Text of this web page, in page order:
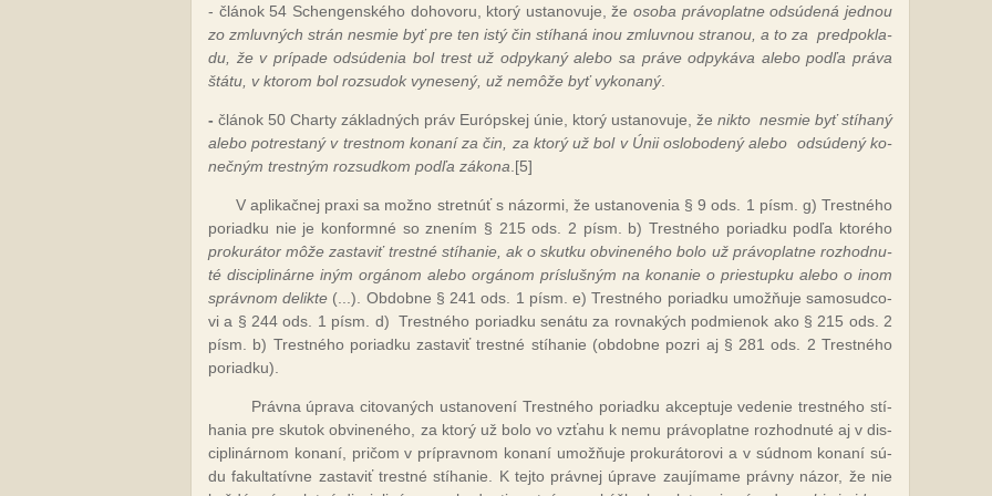
- člá­nok 54 Schen­gen­ské­ho do­ho­vo­ru, kto­rý us­ta­no­vu­je, žeoso­ba prá­vop­lat­ne od­sú­de­ná jed­nou
zo zmluv­ných strán nes­mie byť pre ten is­tý čin stí­ha­ná inou zmluv­nou stra­nou, a to za pred­pok­la­
du, že v prí­pa­de od­sú­de­nia bol trest už od­py­ka­ný ale­bo sa prá­ve od­py­ká­va ale­bo pod­ľa prá­va
štá­tu, v kto­rom bol roz­su­dok vy­ne­se­ný, už ne­mô­že byť vy­ko­na­ný.
- člá­nok 50 Char­ty zá­klad­ných práv Európ­skej únie, kto­rý us­ta­no­vu­je, že nik­to nes­mie byť stí­ha­ný
ale­bo pot­res­ta­ný v tres­tnom ko­na­ní za čin, za kto­rý už bol v Únii os­lo­bo­de­ný ale­bo od­sú­de­ný ko­
neč­ným tres­tným roz­sud­kom pod­ľa zá­ko­na [5]
V ap­li­kač­nej praxi sa mož­no stret­núť s ná­zor­mi, že us­ta­no­ve­nia § 9 ods. 1 písm. g) Tres­tné­ho
po­riad­ku nie je kon­for­mné so zne­ním § 215 ods. 2 písm. b) Tres­tné­ho po­riad­ku pod­ľa kto­ré­ho
pro­ku­rá­tor mô­že za­sta­viť tres­tné stí­ha­nie, ak o skut­ku ob­vi­ne­né­ho bo­lo už prá­vop­lat­ne roz­hod­nu­
té dis­cip­li­nár­ne iným or­gá­nom ale­bo or­gá­nom prís­luš­ným na ko­na­nie o pries­tup­ku ale­bo o inom
správ­nom de­lik­te (...). Ob­dob­ne § 241 ods. 1 písm. e) Tres­tné­ho po­riad­ku umož­ňu­je sa­mo­sud­co­
vi a § 244 ods. 1 písm. d) Tres­tné­ho po­riad­ku se­ná­tu za rov­na­kých pod­mie­nok ako § 215 ods. 2
písm. b) Tres­tné­ho po­riad­ku za­sta­viť tres­tné stí­ha­nie (ob­dob­ne poz­ri aj § 281 ods. 2 Tres­tné­ho
po­riad­ku).
Práv­na úp­ra­va ci­to­va­ných us­ta­no­ve­ní Tres­tné­ho po­riad­ku ak­cep­tu­je ve­de­nie tres­tné­ho stí­
ha­nia pre sku­tok ob­vi­ne­né­ho, za kto­rý už bo­lo vo vzťa­hu k ne­mu prá­vop­lat­ne roz­hod­nu­té aj v dis­
cip­li­nár­nom ko­na­ní, pri­čom v príp­rav­nom ko­na­ní umož­ňu­je pro­ku­rá­to­ro­vi a v súd­nom ko­na­ní sú­
du fa­kul­ta­tív­ne za­sta­viť tres­tné stí­ha­nie. K tej­to práv­nej úp­ra­ve za­ují­ma­me práv­ny ná­zor, že nie